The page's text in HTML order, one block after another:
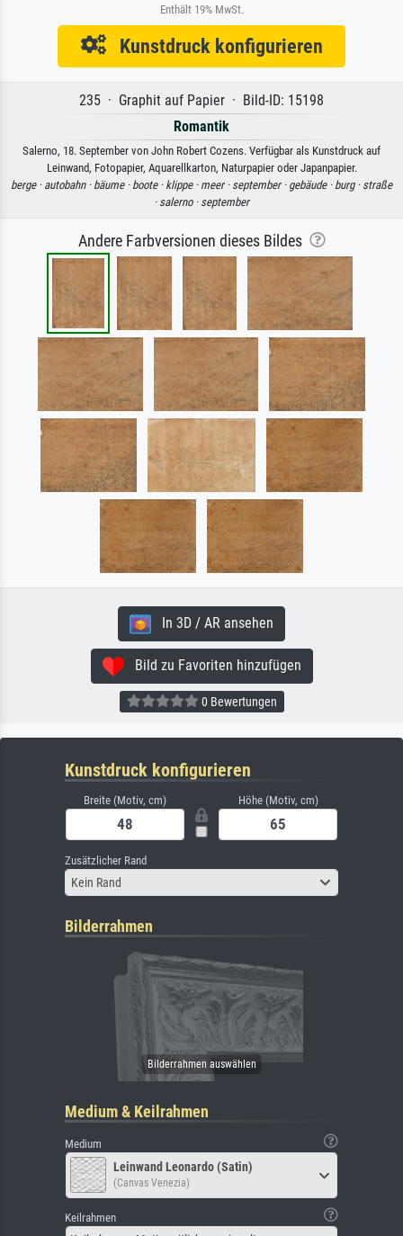
Enthält 19% MwSt.
Kunstdruck konfigurieren
235 · Graphit auf Papier · Bild-ID: 15198
Romantik
Salerno, 18. September von John Robert Cozens. Verfügbar als Kunstdruck auf
Leinwand, Fotopapier, Aquarellkarton, Naturpapier oder Japanpapier.
berge · autobahn · bäume · boote · klippe · meer · september · gebäude · burg · straße
· salerno · september
Andere Farbversionen dieses Bildes
In 3D / AR ansehen
Bild zu Favoriten hinzufügen
0 Bewertungen
Kunstdruck konfigurieren
Breite (Motiv, cm) Höhe (Motiv, cm)
Zusätzlicher Rand
Kein Rand
Bilderrahmen
Medium & Keilrahmen
Medium
Leinwand Leonardo (Satin)
(Canvas Venezia)
Keilrahmen